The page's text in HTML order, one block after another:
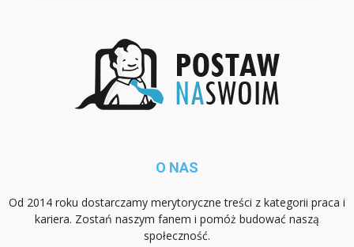
O NAS
Od 2014 roku dostarczamy merytoryczne treści z kategorii praca i
kariera. Zostań naszym fanem i pomóż budować naszą
społeczność.